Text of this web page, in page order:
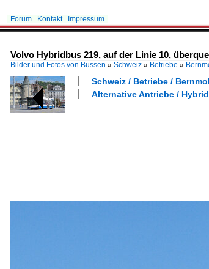
Forum Kontakt Impressum
Volvo Hybridbus 219, auf der Linie 10,
Bilder und Fotos von Bussen » Schweiz » Betriebe »
Schweiz / Betriebe /
Alternative Antriebe /